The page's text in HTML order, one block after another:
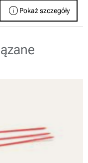
info Pokaż szczegóły